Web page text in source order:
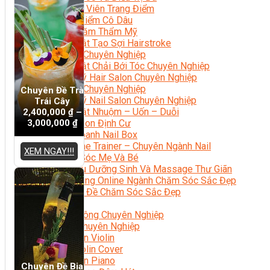
Chuyên Viên Trang Điểm
Trang Điểm Cô Dâu
Phun Xăm Thẩm Mỹ
Kỹ Thuật Tạo Sợi Hairstroke
Barber Chuyên Nghiệp
Kỹ Thuật Chải Bới Tóc Chuyên Nghiệp
Quản Lý Hair Salon Chuyên Nghiệp
Nối Mi Chuyên Nghiệp
Quản Lý Nail Salon Chuyên Nghiệp
Kỹ Thuật Nhuộm – Uốn – Duỗi
Nail Salon Định Cư
Kinh Doanh Nail Box
Train The Trainer – Chuyên Ngành Nail
Chăm Sóc Mẹ Và Bé
Gội Đầu Dưỡng Sinh Và Massage Thư Giãn
Marketing Online Ngành Chăm Sóc Sắc Đẹp
Chuyên Đề Chăm Sóc Sắc Đẹp
Âm Nhạc
Nhạc Công Chuyên Nghiệp
Ca Sĩ Chuyên Nghiệp
Học Đàn Violin
Học Violin Cover
Học Đàn Piano
Chuyên Đề Trà
Trái Cây
2,400,000₫–
3,000,000 ₫
XEM NGAY!!!
Chuyên Đề Bia